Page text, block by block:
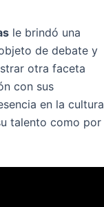
le brindó una
de debate y
otra faceta
con sus
en la cultura
talento como por